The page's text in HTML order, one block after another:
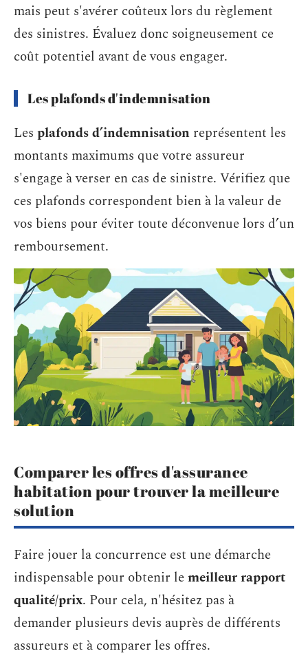
mais peut s'avérer coûteux lors du règlement
des sinistres. Évaluez donc soigneusement ce
coût potentiel avant de vous engager.
Les plafonds d'indemnisation
Les plafonds d’indemnisation représentent les
montants maximums que votre assureur
s'engage à verser en cas de sinistre. Vérifiez que
ces plafonds correspondent bien à la valeur de
vos biens pour éviter toute déconvenue lors d’un
remboursement.
Comparer les offres d'assurance
habitation pour trouver la meilleure
solution
Faire jouer la concurrence est une démarche
indispensable pour obtenir lemeilleur rapport
qualité/prix. Pour cela, n'hésitez pas à
demander plusieurs devis auprès de différents
assureurs et à comparer les offres.